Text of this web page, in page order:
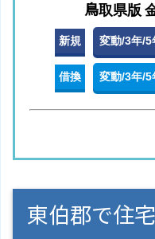
鳥取県版
新規 変動/3年/5
借換 変動/3年/5
東伯郡で住